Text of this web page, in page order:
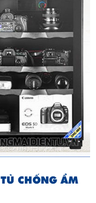
TỦ CHỐNG ẨM